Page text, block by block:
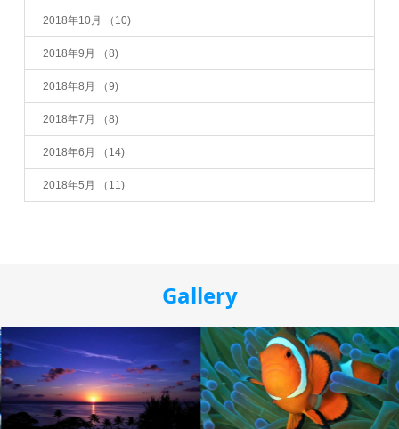
2018年10月 （10)
2018年9月 （8)
2018年8月 （9)
2018年7月 （8)
2018年6月 （14)
2018年5月 （11)
Gallery